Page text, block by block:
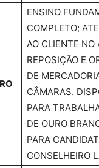
ENSINO
COMPLETO;
AO CLIENTE NO
REPOSIÇÃO E
DE
CÂMARAS.
PARA
DE OURO
PARA
CONSELHEIRO